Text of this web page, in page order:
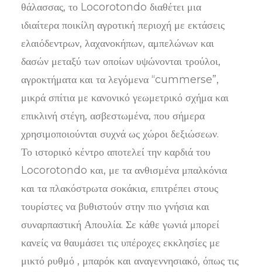
θάλασσας, το Locorotondo διαθέτει μια
ιδιαίτερα ποικίλη αγροτική περιοχή με εκτάσεις
ελαιόδεντρων, λαχανοκήπων, αμπελώνων και
δασών μεταξύ των οποίων υψώνονται τρούλοι,
αγροκτήματα και τα λεγόμενα “cummerse”,
μικρά σπίτια με κανονικό γεωμετρικό σχήμα και
επικλινή στέγη, ασβεστωμένα, που σήμερα
χρησιμοποιούνται συχνά ως χώροι δεξιώσεων.
Το ιστορικό κέντρο αποτελεί την καρδιά του
Locorotondo και, με τα ανθισμένα μπαλκόνια
και τα πλακόστρωτα σοκάκια, επιτρέπει στους
τουρίστες να βυθιστούν στην πιο γνήσια και
συναρπαστική Απουλία. Σε κάθε γωνιά μπορεί
κανείς να θαυμάσει τις υπέροχες εκκλησίες με
μικτό ρυθμό , μπαρόκ και αναγεννησιακό, όπως τις